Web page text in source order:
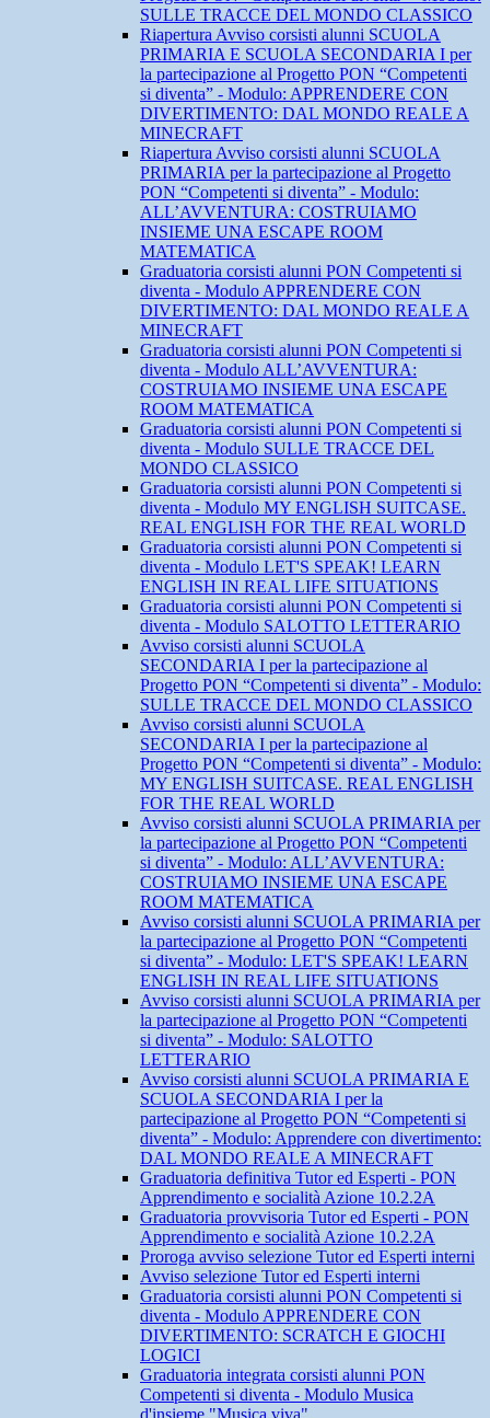
SULLE TRACCE DEL MONDO CLASSICO
Riapertura Avviso corsisti alunni SCUOLA
PRIMARIA E SCUOLA SECONDARIA I per
la partecipazione al Progetto PON “Competenti
si diventa” - Modulo: APPRENDERE CON
DIVERTIMENTO: DAL MONDO REALE A
MINECRAFT
Riapertura Avviso corsisti alunni SCUOLA
PRIMARIA per la partecipazione al Progetto
PON “Competenti si diventa” - Modulo:
ALL’AVVENTURA: COSTRUIAMO
INSIEME UNA ESCAPE ROOM
MATEMATICA
Graduatoria corsisti alunni PON Competenti si
diventa - Modulo APPRENDERE CON
DIVERTIMENTO: DAL MONDO REALE A
MINECRAFT
Graduatoria corsisti alunni PON Competenti si
diventa - Modulo ALL’AVVENTURA:
COSTRUIAMO INSIEME UNA ESCAPE
ROOM MATEMATICA
Graduatoria corsisti alunni PON Competenti si
diventa - Modulo SULLE TRACCE DEL
MONDO CLASSICO
Graduatoria corsisti alunni PON Competenti si
diventa - Modulo MY ENGLISH SUITCASE.
REAL ENGLISH FOR THE REAL WORLD
Graduatoria corsisti alunni PON Competenti si
diventa - Modulo LET'S SPEAK! LEARN
ENGLISH IN REAL LIFE SITUATIONS
Graduatoria corsisti alunni PON Competenti si
diventa - Modulo SALOTTO LETTERARIO
Avviso corsisti alunni SCUOLA
SECONDARIA I per la partecipazione al
Progetto PON “Competenti si diventa” - Modulo:
SULLE TRACCE DEL MONDO CLASSICO
Avviso corsisti alunni SCUOLA
SECONDARIA I per la partecipazione al
Progetto PON “Competenti si diventa” - Modulo:
MY ENGLISH SUITCASE. REAL ENGLISH
FOR THE REAL WORLD
Avviso corsisti alunni SCUOLA PRIMARIA per
la partecipazione al Progetto PON “Competenti
si diventa” - Modulo: ALL’AVVENTURA:
COSTRUIAMO INSIEME UNA ESCAPE
ROOM MATEMATICA
Avviso corsisti alunni SCUOLA PRIMARIA per
la partecipazione al Progetto PON “Competenti
si diventa” - Modulo: LET'S SPEAK! LEARN
ENGLISH IN REAL LIFE SITUATIONS
Avviso corsisti alunni SCUOLA PRIMARIA per
la partecipazione al Progetto PON “Competenti
si diventa” - Modulo: SALOTTO
LETTERARIO
Avviso corsisti alunni SCUOLA PRIMARIA E
SCUOLA SECONDARIA I per la
partecipazione al Progetto PON “Competenti si
diventa” - Modulo: Apprendere con divertimento:
DAL MONDO REALE A MINECRAFT
Graduatoria definitiva Tutor ed Esperti - PON
Apprendimento e socialità Azione 10.2.2A
Graduatoria provvisoria Tutor ed Esperti - PON
Apprendimento e socialità Azione 10.2.2A
Proroga avviso selezione Tutor ed Esperti interni
Avviso selezione Tutor ed Esperti interni
Graduatoria corsisti alunni PON Competenti si
diventa - Modulo APPRENDERE CON
DIVERTIMENTO: SCRATCH E GIOCHI
LOGICI
Graduatoria integrata corsisti alunni PON
Competenti si diventa - Modulo Musica